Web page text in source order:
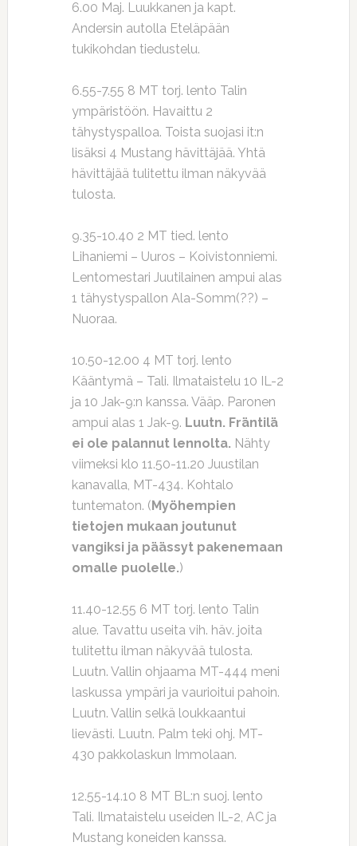
6.00 Maj. Luukkanen ja kapt.
Andersin autolla Eteläpään
tukikohdan tiedustelu.
6.55-7.55 8 MT torj. lento Talin
ympäristöön. Havaittu 2
tähystyspalloa. Toista suojasi it:n
lisäksi 4 Mustang hävittäjää. Yhtä
hävittäjää tulitettu ilman näkyvää
tulosta.
9.35-10.40 2 MT tied. lento
Lihaniemi – Uuros – Koivistonniemi.
Lentomestari Juutilainen ampui alas
1 tähystyspallon Ala-Somm(??) –
Nuoraa.
10.50-12.00 4 MT torj. lento
Kääntymä – Tali. Ilmataistelu 10 IL-2
ja 10 Jak-9:n kanssa. Vääp. Paronen
ampui alas 1 Jak-9. Luutn. Fräntilä
ei ole palannut lennolta. Nähty
viimeksi klo 11.50-11.20 Juustilan
kanavalla, MT-434. Kohtalo
tuntematon. (Myöhempien
tietojen mukaan joutunut
vangiksi ja päässyt pakenemaan
omalle puolelle.)
11.40-12.55 6 MT torj. lento Talin
alue. Tavattu useita vih. häv. joita
tulitettu ilman näkyvää tulosta.
Luutn. Vallin ohjaama MT-444 meni
laskussa ympäri ja vaurioitui pahoin.
Luutn. Vallin selkä loukkaantui
lievästi. Luutn. Palm teki ohj. MT-
430 pakkolaskun Immolaan.
12.55-14.10 8 MT BL:n suoj. lento
Tali. Ilmataistelu useiden IL-2, AC ja
Mustang koneiden kanssa.